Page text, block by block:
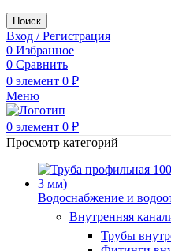
Поиск
Вход / Регистрация
0 Избранное
0 Сравнить
0 элемент 0 ₽
Меню
0 элемент 0 ₽
Просмотр категорий
Водоснабжение и
Внутренняя
Трубы